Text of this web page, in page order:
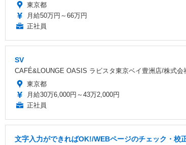
東京都
月給50万円～66万円
正社員
SV
CAFÉ&LOUNGE OASIS ラビスタ東京ベイ豊洲店/株式会
東京都
月給30万6,000円～43万2,000円
正社員
文字入力ができればOK!/WEBページのチェック・校